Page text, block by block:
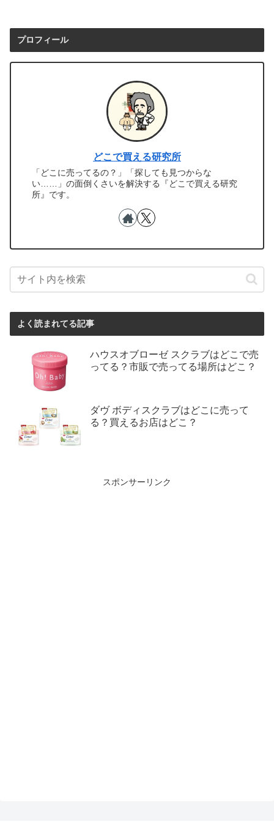
プロフィール
どこで買える研究所
「どこに売ってるの？」「探しても見つからな
い……」の面倒くさいを解決する『どこで買える研究
所』です。
よく読まれてる記事
ハウスオブローゼ スクラブはどこで売
ってる？市販で売ってる場所はどこ？
ダヴ ボディスクラブはどこに売って
る？買えるお店はどこ？
スポンサーリンク